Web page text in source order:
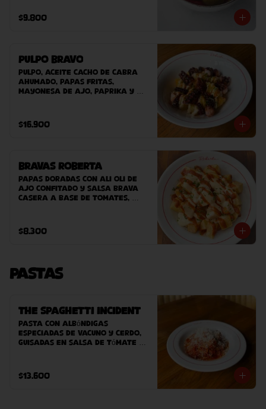
$9.800
Pulpo Bravo
Pulpo, aceite cacho de cabra
ahumado, papas fritas,
mayonesa de ajo, paprika y
$16.900
Bravas Roberta
Papas doradas con ali oli de
ajo confitado y salsa brava
casera a base de tomates,
$8.300
Pastas
The Spaghetti Incident
Pasta con albóndigas
especiadas de vacuno y cerdo,
guisadas en salsa de tómate
$13.600